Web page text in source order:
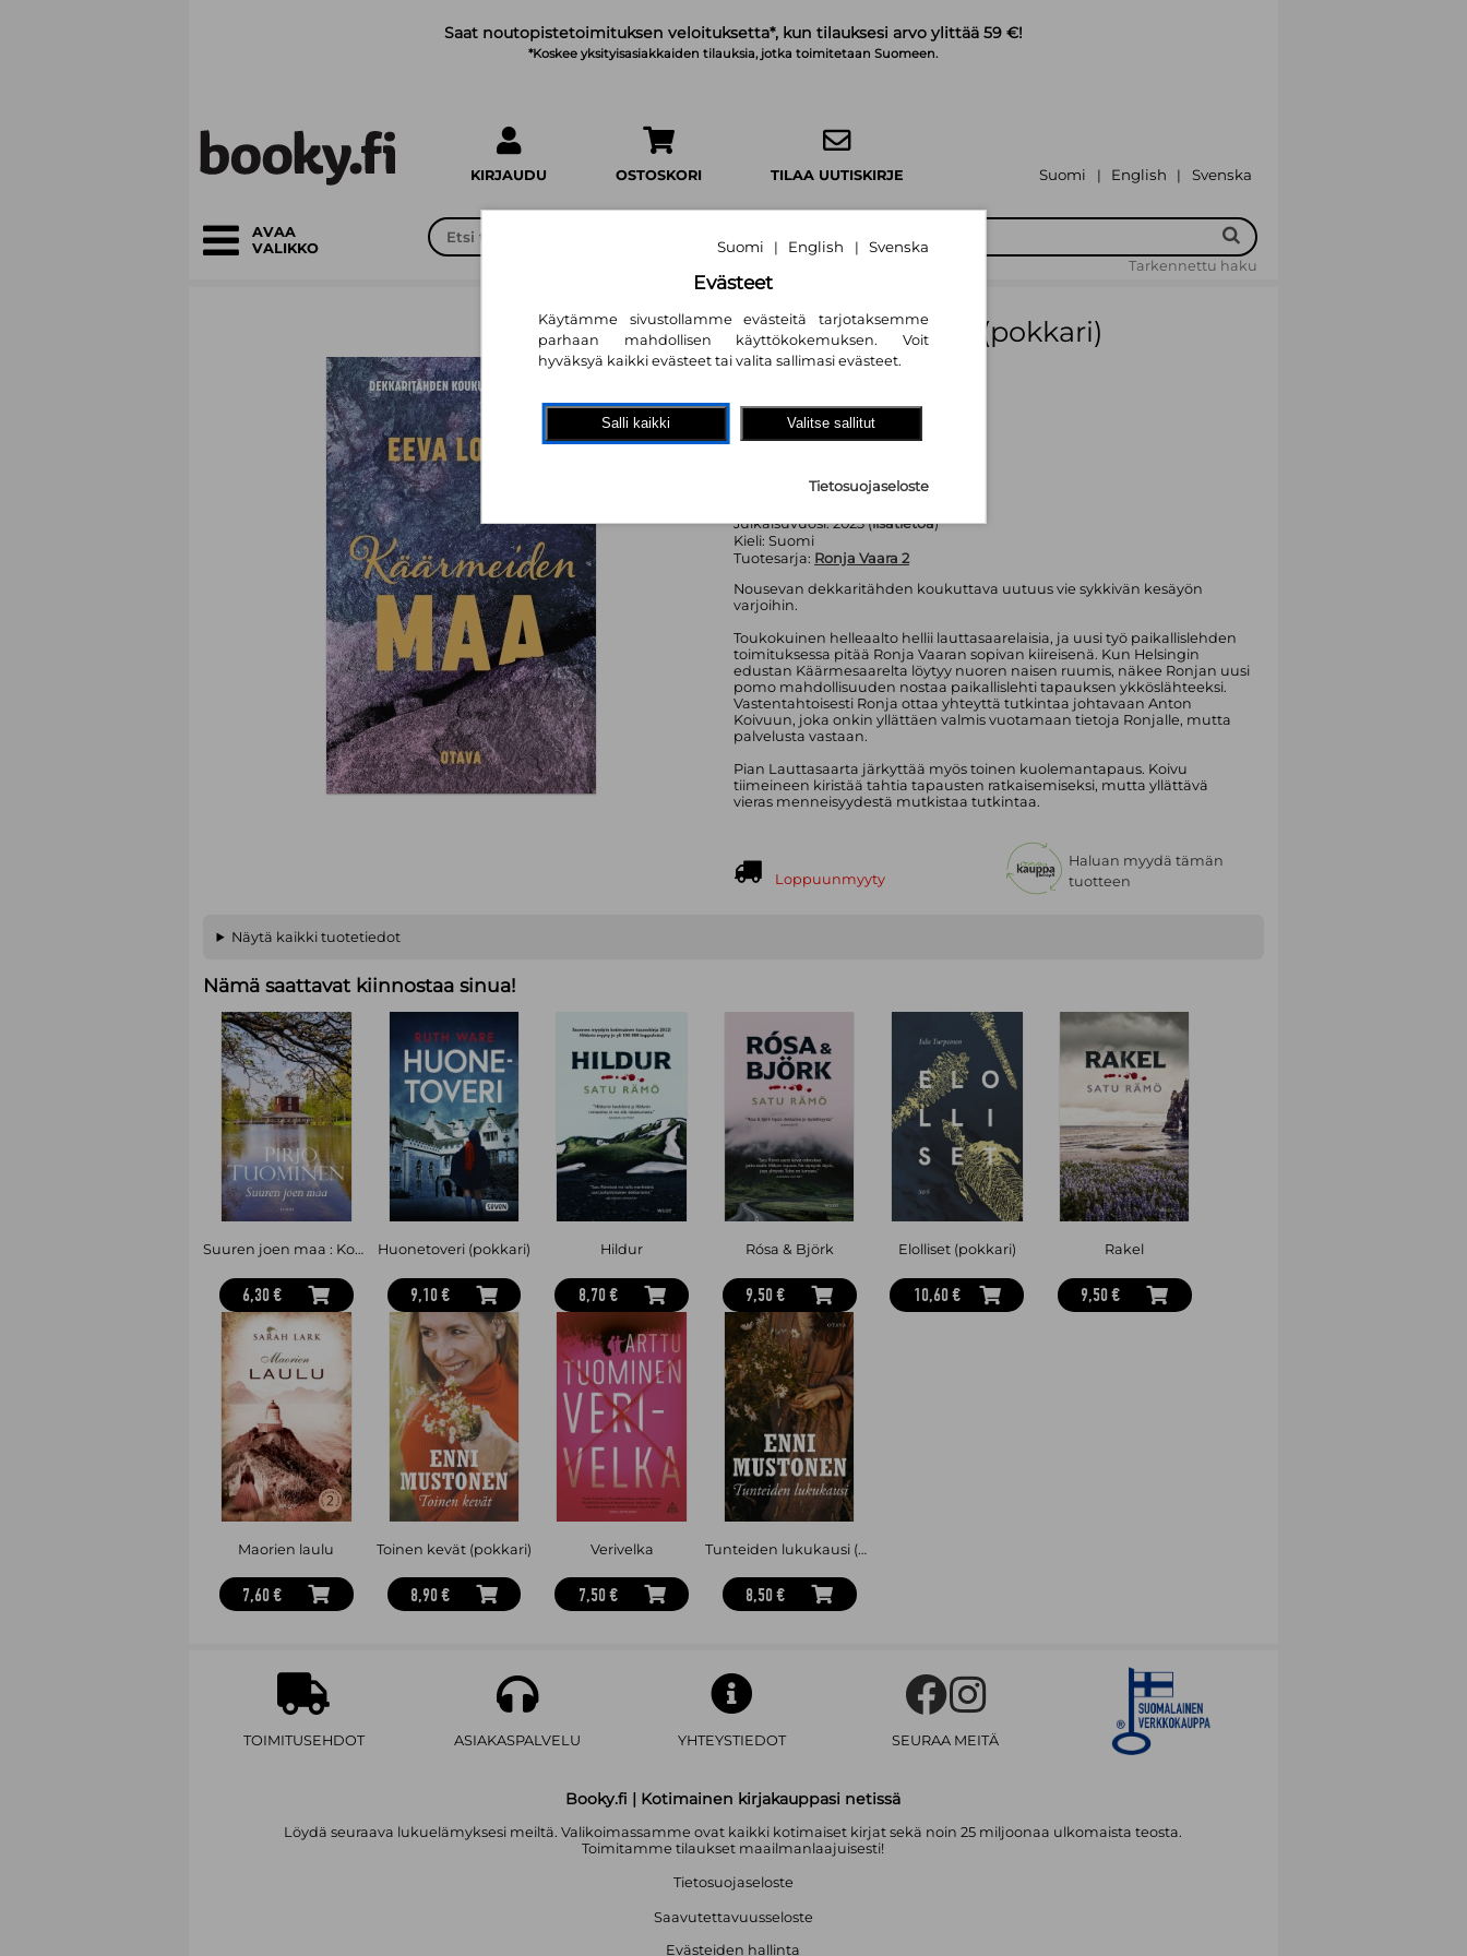
Saat noutopistetoimituksen veloituksetta*, kun tilauksesi arvo ylittää 59 €!
*Koskee yksityisasiakkaiden tilauksia, jotka toimitetaan Suomeen.
KIRJAUDU OSTOSKORI TILAA UUTISKIRJE Suomi | English | Svenska
AVAA
VALIKKO
Tarkennettu haku
Käärmeiden maa (pokkari)
Eeva Louko
9,10 €
Sivumäärä: 364sivua
Julkaisuvuosi:2023 (lisätietoa)
Kieli: Suomi
Tuotesarja: Ronja Vaara 2
Nousevan dekkaritähden koukuttava uutuus vie sykkivän kesäyön
varjoihin.
Toukokuinen helleaalto hellii lauttasaarelaisia, ja uusi työ paikallislehden
toimituksessa pitää Ronja Vaaran sopivan kiireisenä. Kun Helsingin
edustan Käärmesaarelta löytyy nuoren naisen ruumis, näkee Ronjan uusi
pomo mahdollisuuden nostaa paikallislehti tapauksen ykköslähteeksi.
Vastentahtoisesti Ronja ottaa yhteyttä tutkintaa johtavaan Anton
Koivuun, joka onkin yllättäen valmis vuotamaan tietoja Ronjalle, mutta
palvelusta vastaan.
Pian Lauttasaarta järkyttää myös toinen kuolemantapaus. Koivu
tiimeineen kiristää tahtia tapausten ratkaisemiseksi, mutta yllättävä
vieras menneisyydestä mutkistaa tutkintaa.
Loppuunmyyty
Haluan myydä tämän
tuotteen
Näytä kaikki tuotetiedot
Nämä saattavat kiinnostaa sinua!
Suuren joen maa : Kokemäki-sarja 1
6,30 €
Huonetoveri (pokkari)
9,10 €
Hildur
8,70 €
Rósa & Björk
9,50 €
Elolliset (pokkari)
10,60 €
Rakel
9,50 €
Maorien laulu
7,60 €
Toinen kevät (pokkari)
8,90 €
Verivelka
7,50 €
Tunteiden lukukausi (pokkari)
8,50 €
TOIMITUSEHDOT ASIAKASPALVELU YHTEYSTIEDOT SEURAA MEITÄ
Booky.fi | Kotimainen kirjakauppasi netissä
Löydä seuraava lukuelämyksesi meiltä. Valikoimassamme ovat kaikki kotimaiset kirjat sekä noin 25 miljoonaa ulkomaista teosta.
Toimitamme tilaukset maailmanlaajuisesti!
Tietosuojaseloste
Saavutettavuusseloste
Evästeiden hallinta
Suomi | English | Svenska
Evästeet
Käytämme sivustollamme evästeitä tarjotaksemme
parhaan mahdollisen käyttökokemuksen. Voit
hyväksyä kaikki evästeet tai valita sallimasi evästeet.
Salli kaikki Valitse sallitut
Tietosuojaseloste